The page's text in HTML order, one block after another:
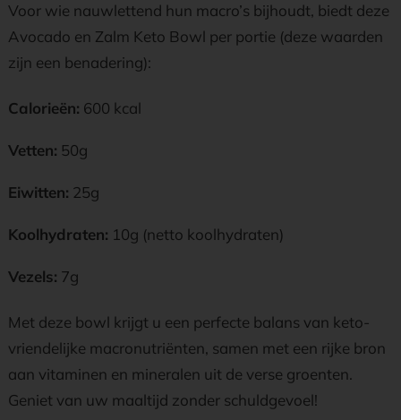
Voor wie nauwlettend hun macro’s bijhoudt, biedt deze
Avocado en Zalm Keto Bowl per portie (deze waarden
zijn een benadering):
Calorieën: 600 kcal
Vetten: 50g
Eiwitten: 25g
Koolhydraten: 10g (netto koolhydraten)
Vezels: 7g
Met deze bowl krijgt u een perfecte balans van keto-
vriendelijke macronutriënten, samen met een rijke bron
aan vitaminen en mineralen uit de verse groenten.
Geniet van uw maaltijd zonder schuldgevoel!